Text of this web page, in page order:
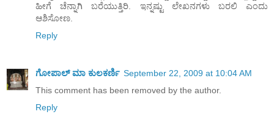
ಹೀಗೆ ಚೆನ್ನಾಗಿ ಬರೆಯುತ್ತಿರಿ. ಇನ್ನಷ್ಟು ಲೇಖನಗಳು ಬರಲಿ ಎಂದು
ಆಶಿಸೋಣ.
Reply
ಗೋಪಾಲ್ ಮಾ ಕುಲಕರ್ಣಿ September 22, 2009 at 10:04 AM
This comment has been removed by the author.
Reply